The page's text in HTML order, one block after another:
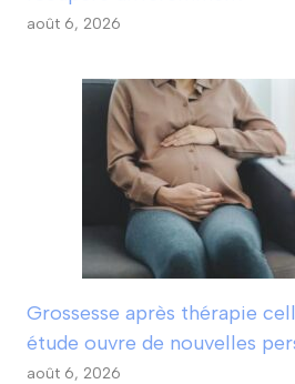
août 6, 2026
Grossesse après thérapie
étude ouvre de nouvelles
août 6, 2026